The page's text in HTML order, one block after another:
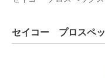
セイコー プロスペ